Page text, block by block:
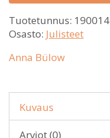
Tuotetunnus: 190014
Osasto: Julisteet
Anna Bülow
Kuvaus
Arviot (0)